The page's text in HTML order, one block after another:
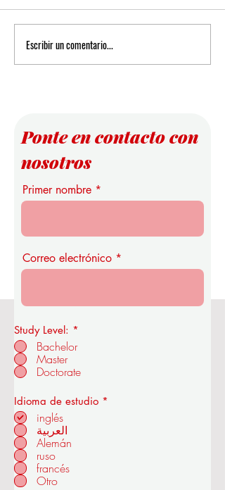
Nuevas Perspectivas sobre las
Reglas de Puntuación en el
Escribir un comentario...
Real Academia de Economía y
Tecnología de la OUS
en ZÜRICH - SUIZA
Ponte en contacto con
nosotros
Primer nombre
Correo electrónico
Study Level: *
Bachelor
Master
Doctorate
Idioma de estudio *
inglés
العربية
Alemán
ruso
francés
Otro